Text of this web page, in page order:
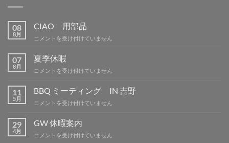
08
8月
CIAO 用部品
CIAO
部
品
は
コメントを受け付けていません
07
8月
夏季休暇
夏
休
は
コメントを受け付けていません
11
5月
BBQ ミーティング IN 吉野
BBQ
ー
ィ
コメントを受け付けていません
29
4月
GW 休暇案内
GW
コメントを受け付けていません